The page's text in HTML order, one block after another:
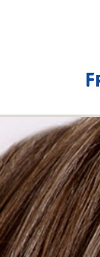
Innovative Lotion
schwachen Haares.
FREZYDERM-Qualität.